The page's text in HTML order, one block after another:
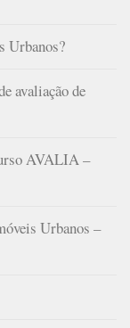
Urbanos?
avaliação de
AVALIA –
Urbanos –